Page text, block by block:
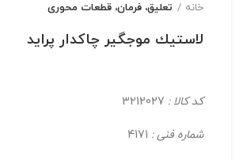
خانه تعلیق، فرمان، قطعات محوری
لاستیك موجگیر چاكدار پراید
کد کالا :
شماره فنی :